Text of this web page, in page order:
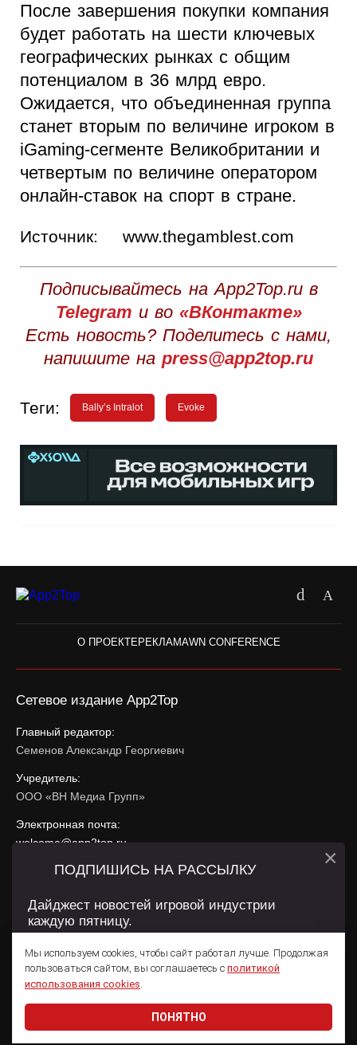
После завершения покупки компания
будет работать на шести ключевых
географических рынках с общим
потенциалом в 36 млрд евро.
Ожидается, что объединенная группа
станет вторым по величине игроком в
iGaming-сегменте Великобритании и
четвертым по величине оператором
онлайн-ставок на спорт в стране.
Источник: www.thegamblest.com
Подписывайтесь на App2Top.ru в
Telegram и во «ВКонтакте»
Есть новость? Поделитесь с нами,
напишите на press@app2top.ru
Теги: Bally’s Intralot Evoke
О ПРОЕКТЕРЕКЛАМАWN CONFERENCE
Сетевое издание App2Top
Главный редактор:
Семенов Александр Георгиевич
Учредитель:
ООО «ВН Медиа Групп»
Электронная почта:
welcome@app2top.ru
При использовании материалов активная ссылка на
Сайт использует IP адреса, cookie, данные геолокации
использования содержатся вПолитике конфиденциальностии
Пользовательском соглашении .
© 2011 — 2026 App2Top 16+
Мы используем cookies, чтобы сайт работал лучше. Продолжая
пользоваться сайтом, вы соглашаетесь с политикой
использования cookies.
ПОНЯТНО
ПОДПИШИСЬ НА РАССЫЛКУ
Дайджест новостей игровой индустрии
каждую пятницу.
Даю согласие на обработкуперсональных данных
×